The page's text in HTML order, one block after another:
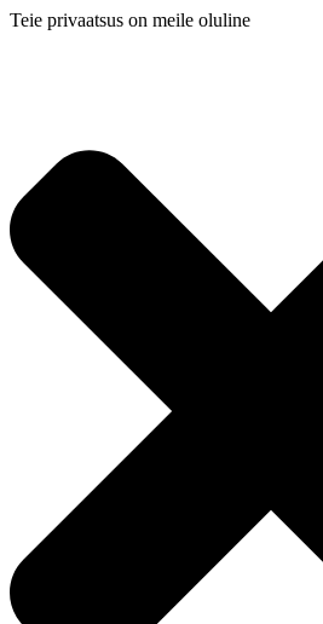
Teie privaatsus on meile oluline